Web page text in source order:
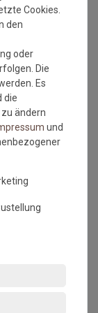
sind völlig
Rückgabe
beachten Sie
Cookies.
den
oder
Die
Es
die
ändern
und